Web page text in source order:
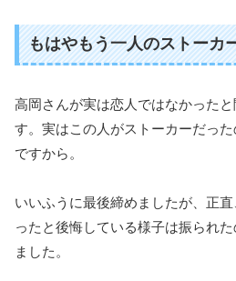
もはやもう一人のストーカ
高岡さんが実は恋人ではなかった
す。実はこの人がストーカーだっ
ですから。
いいふうに最後締めましたが、正
ったと後悔している様子は振られ
ました。